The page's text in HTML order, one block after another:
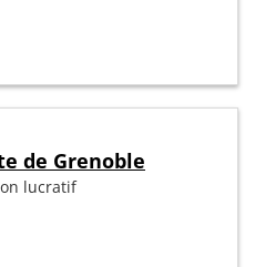
de Grenoble
lucratif